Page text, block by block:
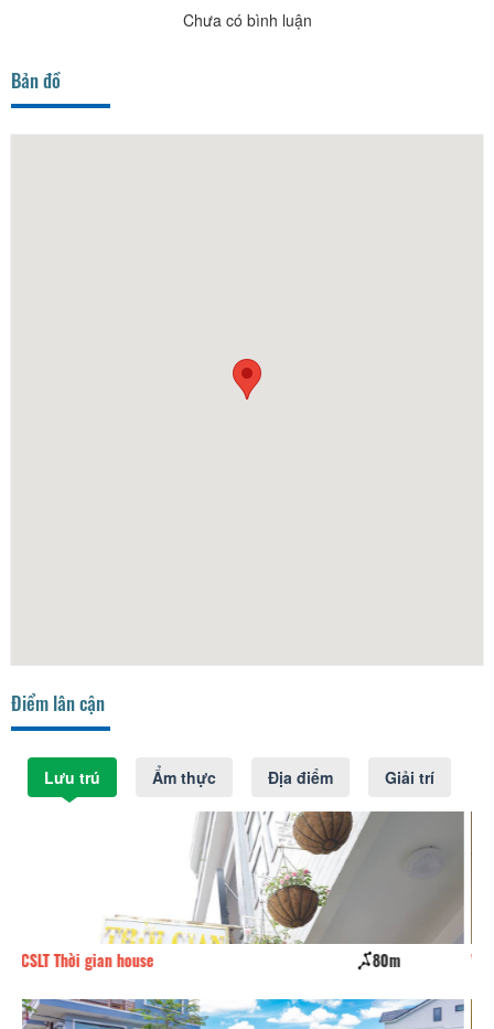
Chưa có bình luận
Bản đồ
Điểm lân cận
Lưu trú Ẩm thực Địa điểm Giải trí
Win House 130m